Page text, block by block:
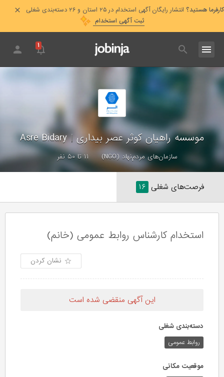
کارفرما هستید؟ انتشار رایگان آگهی استخدام در ۲۵ استان و ۲۶ دسته‌بندی شغلی
ثبت آگهی استخدام
۱
موسسه راهیان کوثر عصر بیداری|
Asre Bidary
سازمان‌های مردم‌نهاد (NGO) ۱۱ تا ۵۰ نفر
فرصت‌های شغلی ۱۶
استخدام کارشناس روابط عمومی (خانم)
نشان کردن
این آگهی منقضی شده است
دسته‌بندی شغلی
روابط عمومی
موقعیت مکانی